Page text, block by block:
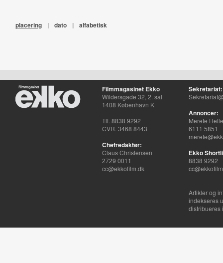
placering | dato | alfabetisk
Filmmagasinet Ekko
Wildersgade 32, 2. sal
1408 København K
Tlf. 8838 9292
CVR. 3468 8443
Chefredaktør:
Claus Christensen
2729 0011
cc@ekkofilm.dk
Sekretariat:
Annoncer:
Merete
6111 5851
Ekko
8838 9292
Artikler og
indekseres
distribueres